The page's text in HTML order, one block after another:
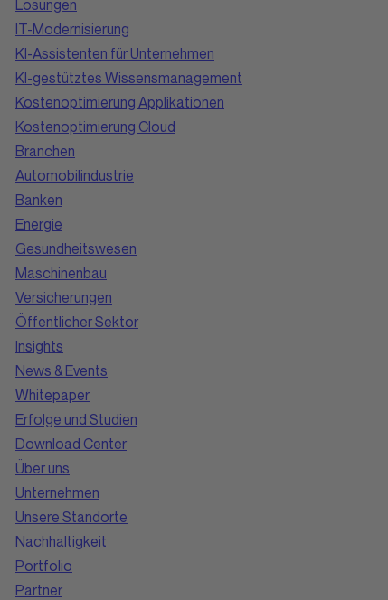
Lösungen
IT-Modernisierung
KI-Assistenten für Unternehmen
KI-gestütztes Wissensmanagement
Kostenoptimierung Applikationen
Kostenoptimierung Cloud
Branchen
Automobilindustrie
Banken
Energie
Gesundheitswesen
Maschinenbau
Versicherungen
Öffentlicher Sektor
Insights
News & Events
Whitepaper
Erfolge und Studien
Download Center
Über uns
Unternehmen
Unsere Standorte
Nachhaltigkeit
Portfolio
Partner